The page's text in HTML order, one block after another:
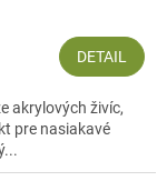
DETAIL
akrylových živíc,
pre nasiakavé